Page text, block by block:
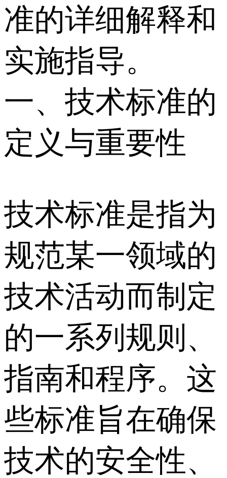
准的详细解释和
实施指导。
一、技术标准的
定义与重要性
技术标准是指为
规范某一领域的
技术活动而制定
的一系列规则、
指南和程序。这
些标准旨在确保
技术的安全性、